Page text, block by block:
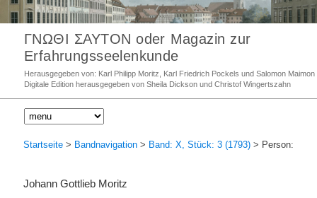
ΓΝΩΘΙ ΣΑΥΤΟΝ oder Magazin zur
Erfahrungsseelenkunde
Herausgegeben von: Karl Philipp Moritz, Karl Friedrich Pockels und Salomon Maimon
Digitale Edition herausgegeben von Sheila Dickson und Christof Wingertszahn
Startseite > Bandnavigation > Band: X, Stück: 3 (1793) > Person:
Johann Gottlieb Moritz